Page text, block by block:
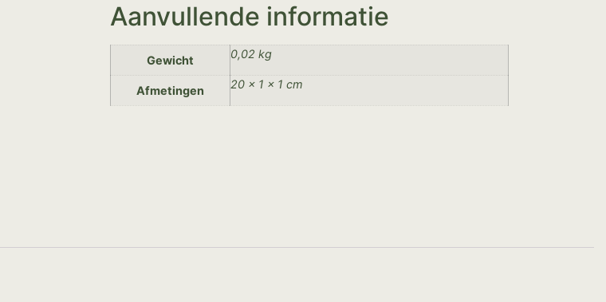
Aanvullende informatie
Gewicht 0,02 kg
Afmetingen 20 × 1 × 1 cm